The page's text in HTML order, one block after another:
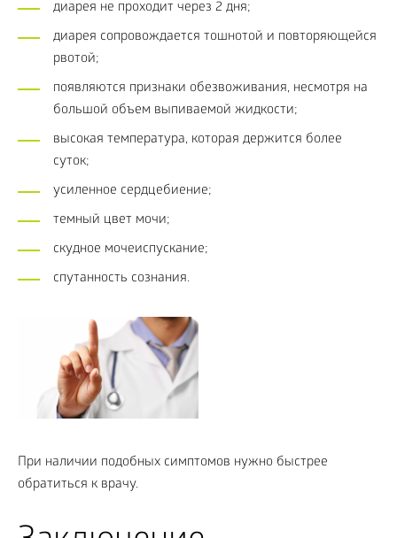
диарея не проходит через 2 дня;
диарея сопровождается тошнотой и повторяющейся
рвотой;
появляются признаки обезвоживания, несмотря на
большой объем выпиваемой жидкости;
высокая температура, которая держится более
суток;
усиленное сердцебиение;
темный цвет мочи;
скудное мочеиспускание;
спутанность сознания.
При наличии подобных симптомов нужно быстрее
обратиться к врачу.